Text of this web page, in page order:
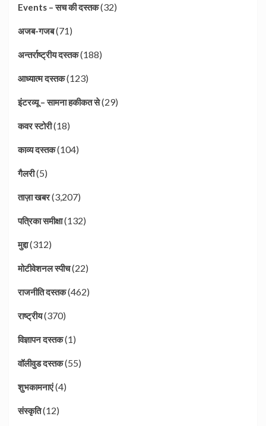
Events – सच की दस्तक(32)
अजब-गजब(71)
अन्तर्राष्ट्रीय दस्तक(188)
आध्यात्म दस्तक(123)
इंटरव्यू – सामना हकीकत से(29)
कवर स्टोरी(18)
काव्य दस्तक(104)
गैलरी(5)
ताज़ा खबर(3,207)
पत्रिका समीक्षा(132)
मुद्दा(312)
मोटीवेशनल स्पीच(22)
राजनीति दस्तक(462)
राष्ट्रीय(370)
विज्ञापन दस्तक(1)
वॉलीवुड दस्तक(55)
शुभकामनाएं(4)
संस्कृति(12)